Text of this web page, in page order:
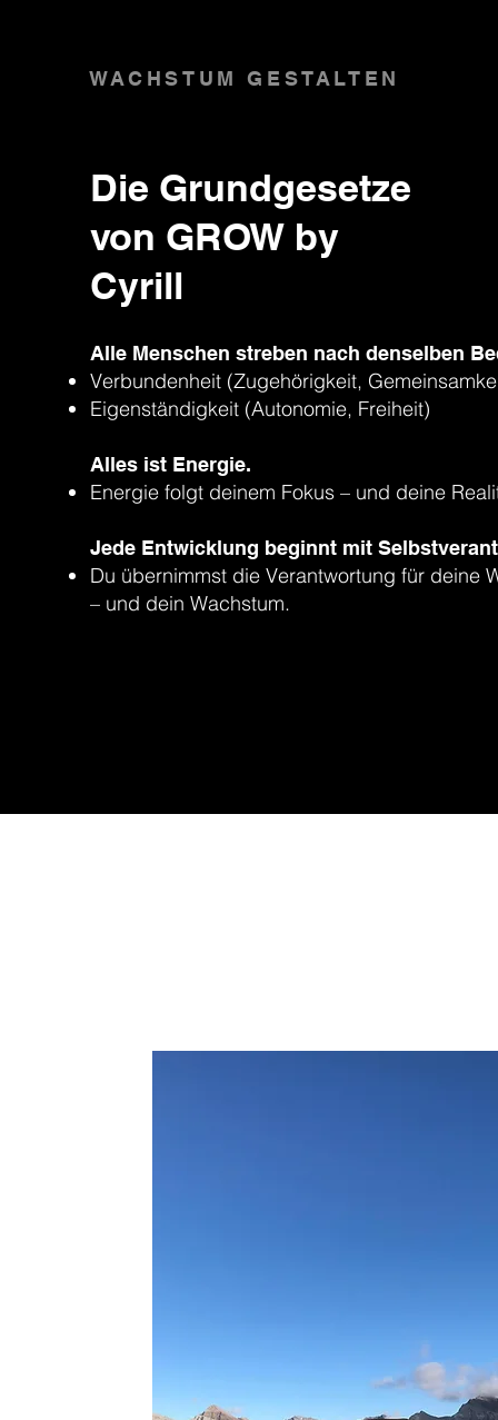
WACHSTUM GESTALTEN
Die Grundgesetze
von GROW by
Cyrill
Alle Menschen streben nach denselben
Verbundenheit (Zugehörigkeit,
Eigenständigkeit (Autonomie, Freiheit)
Alles ist Energie.
Energie folgt deinem Fokus – und deine
Jede Entwicklung beginnt mit
Du übernimmst die Verantwortung für deine
– und dein Wachstum.